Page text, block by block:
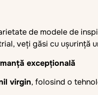
de modele de
veți găsi cu ușurință
excepțională
virgin, folosind o